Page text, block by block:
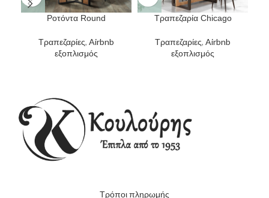
Ροτόντα Round
Τραπεζαρίες, Airbnb
εξοπλισμός
Τραπεζαρία Chicago
Τραπεζαρίες, Airbnb
εξοπλισμός
Τρόποι πληρωμής